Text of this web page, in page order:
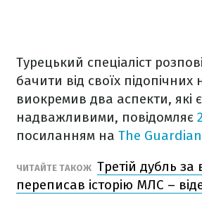
Турецький спеціаліст
бачити від своїх підопічних
виокремив два аспекти, які є
надважливими, повідомляє
посиланням на The Guardian
ЧИТАЙТЕ ТАКОЖ Третій дубль за
переписав історію МЛС –